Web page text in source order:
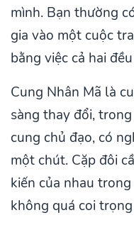
mình. Bạn thường
gia vào một cuộc
bằng việc cả hai
Cung Nhân Mã là
sàng thay đổi,
cung chủ đạo, có
một chút. Cặp đôi
kiến của nhau
không quá coi